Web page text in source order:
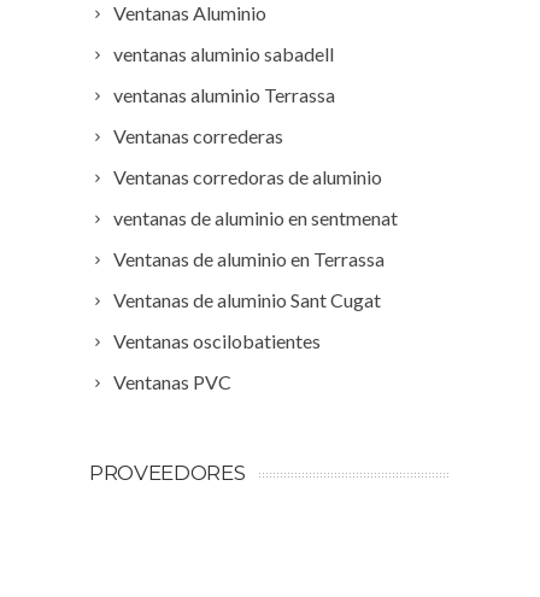
Ventanas Aluminio
ventanas aluminio sabadell
ventanas aluminio Terrassa
Ventanas correderas
Ventanas corredoras de aluminio
ventanas de aluminio en sentmenat
Ventanas de aluminio en Terrassa
Ventanas de aluminio Sant Cugat
Ventanas oscilobatientes
Ventanas PVC
PROVEEDORES